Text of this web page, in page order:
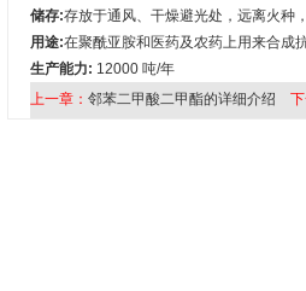
储存:存放于通风、干燥避光处，远离火种
用途:在聚酰亚胺和医药及农药上用来合成
生产能力: 12000 吨/年
上一章： 邻苯二甲酸二甲酯的详细介绍